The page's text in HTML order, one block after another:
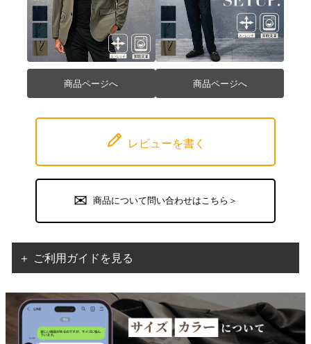
商品ページへ 商品ページへ
レビューを書く
商品について問い合わせはこちら＞
＋ ご利用ガイドを見る